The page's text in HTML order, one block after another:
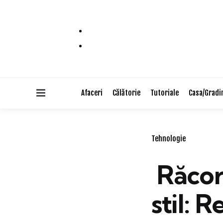
Afaceri Călătorie Tutoriale Casa/
Categories
Tehnologie
stil: